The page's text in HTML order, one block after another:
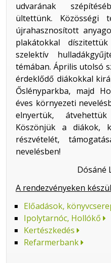
udvarának
ültettünk. Közösségi
újrahasznosított
plakátokkal
szelektív
témában. Április utolsó
érdeklődő diákokkal
Őslényparkba, majd
éves környezeti
elnyertük,
Köszönjük a diákok,
részvételét,
nevelésben!
Dósáné
A rendezvényeken
Előadások,
Ipolytarnóc, Hollókő
Kertészkedés
Refarmerbank